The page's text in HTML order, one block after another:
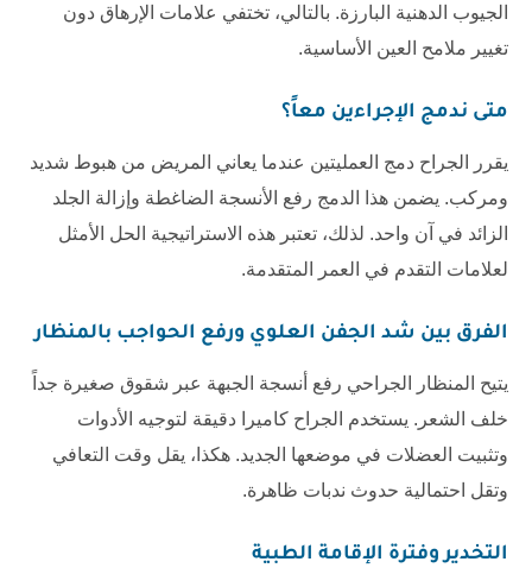
الجيوب الدهنية البارزة. بالتالي، تختفي علامات الإرهاق دون
تغيير ملامح العين الأساسية.
متى ندمج الإجراءين معاً؟
يقرر الجراح دمج العمليتين عندما يعاني المريض من هبوط شديد
ومركب. يضمن هذا الدمج رفع الأنسجة الضاغطة وإزالة الجلد
الزائد في آن واحد. لذلك، تعتبر هذه الاستراتيجية الحل الأمثل
لعلامات التقدم في العمر المتقدمة.
الفرق بين شد الجفن العلوي ورفع الحواجب بالمنظار
يتيح المنظار الجراحي رفع أنسجة الجبهة عبر شقوق صغيرة جداً
خلف الشعر. يستخدم الجراح كاميرا دقيقة لتوجيه الأدوات
وتثبيت العضلات في موضعها الجديد. هكذا، يقل وقت التعافي
وتقل احتمالية حدوث ندبات ظاهرة.
التخدير وفترة الإقامة الطبية